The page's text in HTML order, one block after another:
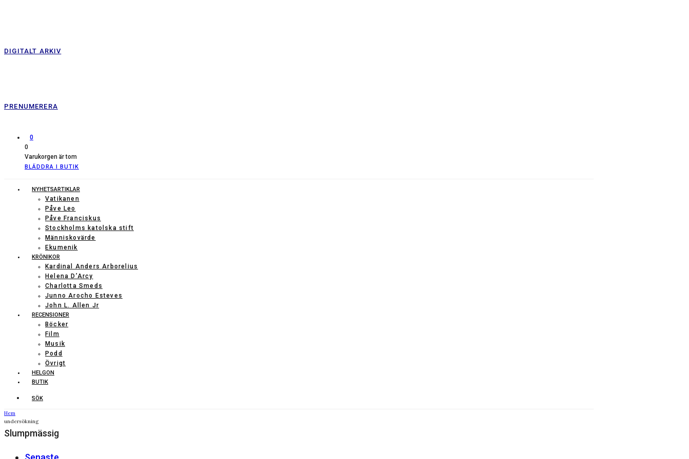
DIGITALT ARKIV
PRENUMERERA
0
0
Varukorgen är tom
BLÄDDRA I BUTIK
NYHETSARTIKLAR
Vatikanen
Påve Leo
Påve Franciskus
Stockholms katolska stift
Människovärde
Ekumenik
KRÖNIKOR
Kardinal Anders Arborelius
Helena D’Arcy
Charlotta Smeds
Junno Arocho Esteves
John L. Allen Jr
RECENSIONER
Böcker
Film
Musik
Podd
Övrigt
HELGON
BUTIK
SÖK
Hem
undersökning
Slumpmässig